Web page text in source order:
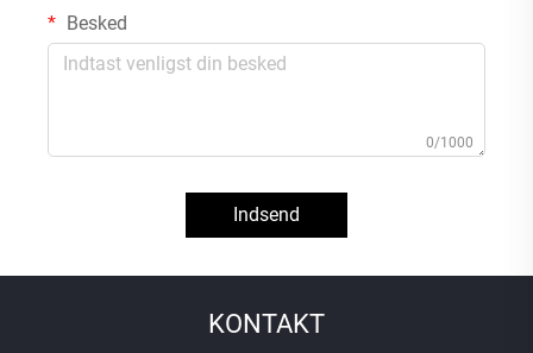
Besked
0/1000
Indsend
KONTAKT